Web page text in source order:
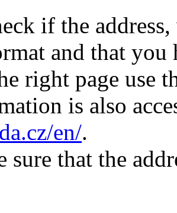
if the
and that
right page use
is also
en/.
sure that the